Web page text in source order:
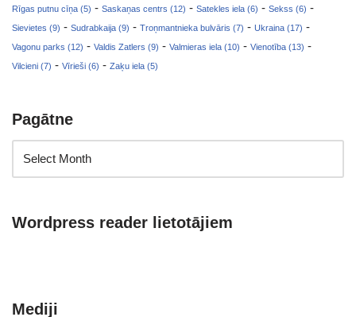
Rīgas putnu cīņa (5) - Saskaņas centrs (12) - Satekles iela (6) - Sekss (6) -
Sievietes (9) - Sudrabkaija (9) - Troņmantnieka bulvāris (7) - Ukraina (17) -
Vagonu parks (12) - Valdis Zatlers (9) - Valmieras iela (10) - Vienotība (13) -
Vilcieni (7) - Vīrieši (6) - Zaķu iela (5)
Pagātne
Wordpress reader lietotājiem
Mediji